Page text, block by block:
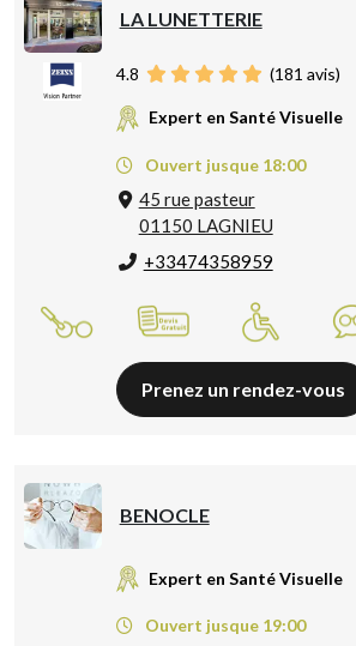
LA LUNETTERIE
4.8 (181 avis)
Expert en Santé Visuelle
Ouvert jusque 18:00
45 rue pasteur
01150 LAGNIEU
+33474358959
Prenez un rendez-vous
BENOCLE
Expert en Santé Visuelle
Ouvert jusque 19:00